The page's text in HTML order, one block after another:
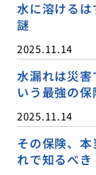
水に溶ける
謎
2025.11.14
水漏れは災
いう最強の保
2025.11.14
その保険、
れで知るべ